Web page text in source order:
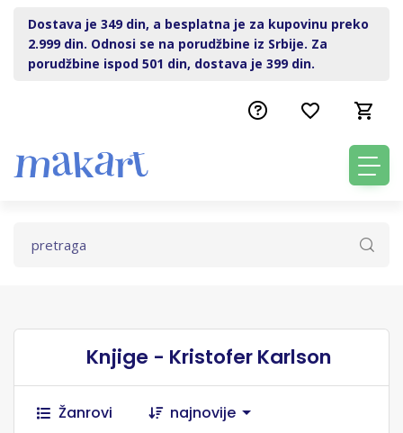
Dostava je 349 din, a besplatna je za kupovinu preko
2.999 din. Odnosi se na porudžbine iz Srbije. Za
porudžbine ispod 501 din, dostava je 399 din.
Knjige - Kristofer Karlson
Žanrovi najnovije